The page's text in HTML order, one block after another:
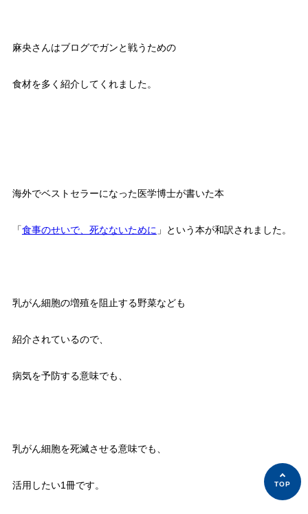
麻央さんはブログでガンと戦うための
食材を多く紹介してくれました。
海外でベストセラーになった医学博士が書いた本
「食事のせいで、死なないために 」という本が和訳されました。
乳がん細胞の増殖を阻止する野菜なども
紹介されているので、
病気を予防する意味でも、
乳がん細胞を死滅させる意味でも、
活用したい1冊です。